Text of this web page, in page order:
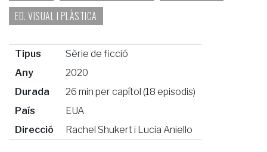
ED. VISUAL I PLÀSTICA
Tipus
Sèrie de ficció
Any
2020
Durada
26 min per capítol (18 episodis)
País
EUA
Direcció
Rachel Shukert i Lucia Aniello